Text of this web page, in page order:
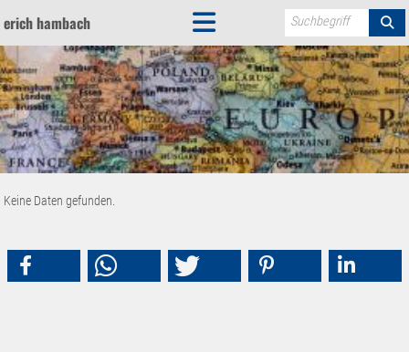
erich hambach Suchbegriff
Keine Daten gefunden.